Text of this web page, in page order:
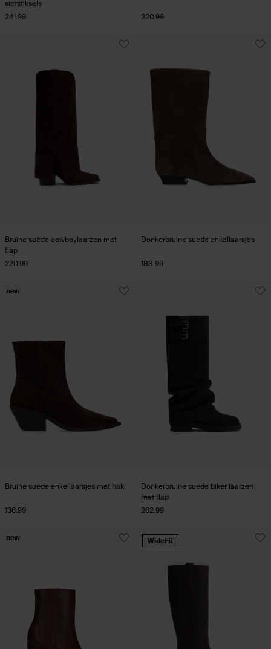
sierstiksels
241.99
220.99
Bruine suède cowboylaarzen met
flap
220.99
Donkerbruine suède enkellaarsjes
188.99
Bruine suède enkellaarsjes met hak
136.99
new
Donkerbruine suède biker laarzen
met flap
262.99
new WideFit